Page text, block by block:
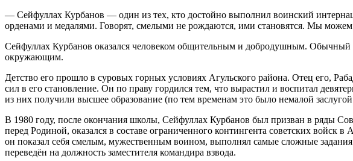
— Сейфуллах Курбанов — один из тех, кто достойно выполнил воинский
орденами и медалями. Говорят, смелыми не рождаются, ими становятся. Мы
Сейфуллах Курбанов оказался человеком общительным и добродушным. Обычный
окружающим.
Детство его прошло в суровых горных условиях Агульского района. Отец его,
сил в его становление. Он по праву гордился тем, что вырастил и воспитал
из них получили высшее образование (по тем временам это было немалой
В 1980 году, после окончания школы, Сейфуллах Курбанов был призван в ряды
перед Родиной, оказался в составе ограниченного контингента советских
он показал себя смелым, мужественным воином, выполнял самые сложные
переведён на должность заместителя командира взвода.